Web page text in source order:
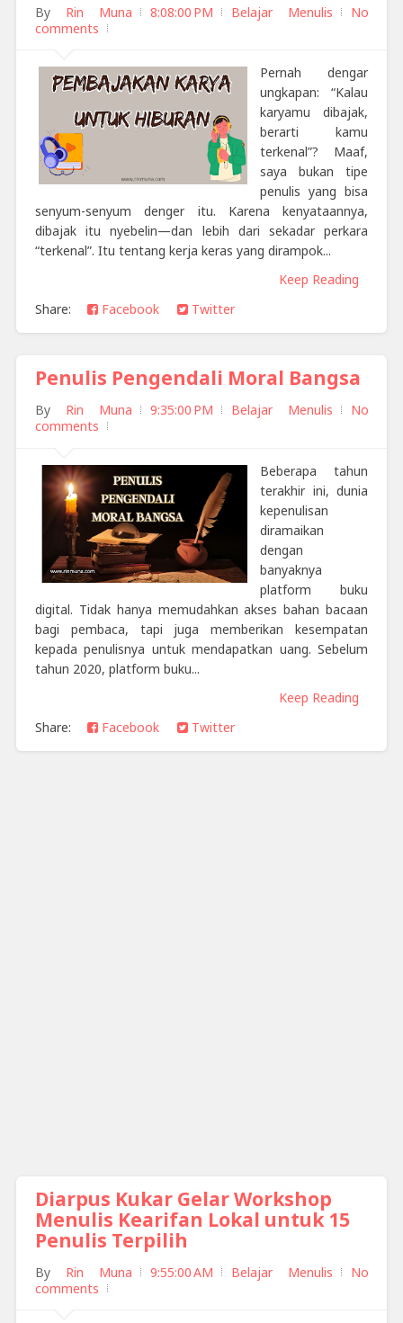
By Rin Muna 8:08:00 PM Belajar Menulis
No
comments
Pernah dengar
ungkapan: “Kalau
karyamu dibajak,
berarti kamu
terkenal”? Maaf,
saya bukan tipe
penulis yang bisa
senyum-senyum denger itu. Karena kenyataannya,
dibajak itu nyebelin—dan lebih dari sekadar perkara
“terkenal”. Itu tentang kerja keras yang dirampok...
Keep Reading
Share:
Facebook Twitter
Penulis Pengendali Moral Bangsa
By Rin Muna 9:35:00 PM Belajar Menulis
No
comments
Beberapa tahun
terakhir ini, dunia
kepenulisan
diramaikan
dengan
banyaknya
platform buku
digital. Tidak hanya memudahkan akses bahan bacaan
bagi pembaca, tapi juga memberikan kesempatan
kepada penulisnya untuk mendapatkan uang. Sebelum
tahun 2020, platform buku...
Keep Reading
Share:
Facebook Twitter
Diarpus Kukar Gelar Workshop
Menulis Kearifan Lokal untuk 15
Penulis Terpilih
By Rin Muna 9:55:00 AM Belajar Menulis
No
comments